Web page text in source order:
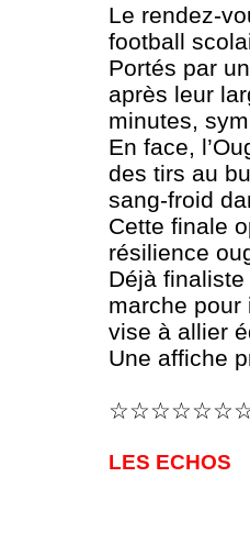
Le rendez-
football
Portés par
après leur
minutes,
En face,
des tirs au
sang-froid
Cette finale
résilience
Déjà
marche pour
vise à allier
Une affiche
LES ECHOS